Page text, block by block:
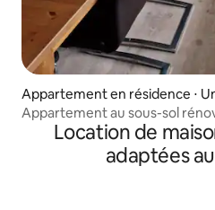
Appartement en résidence ⋅
Appartement au sous-sol
Location de
adaptées